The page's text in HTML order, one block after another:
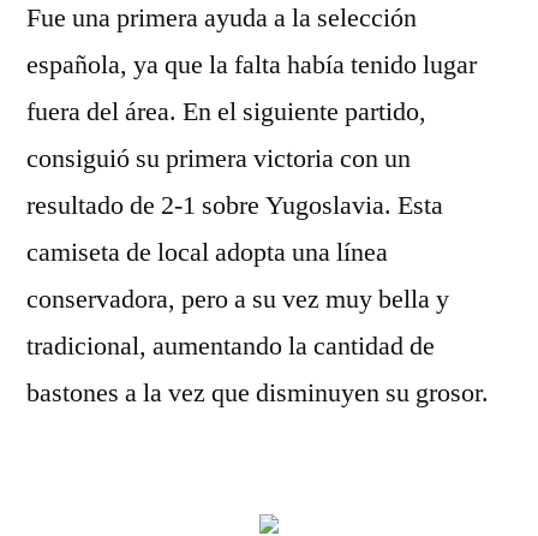
Fue una primera ayuda a la selección
española, ya que la falta había tenido lugar
fuera del área. En el siguiente partido,
consiguió su primera victoria con un
resultado de 2-1 sobre Yugoslavia. Esta
camiseta de local adopta una línea
conservadora, pero a su vez muy bella y
tradicional, aumentando la cantidad de
bastones a la vez que disminuyen su grosor.